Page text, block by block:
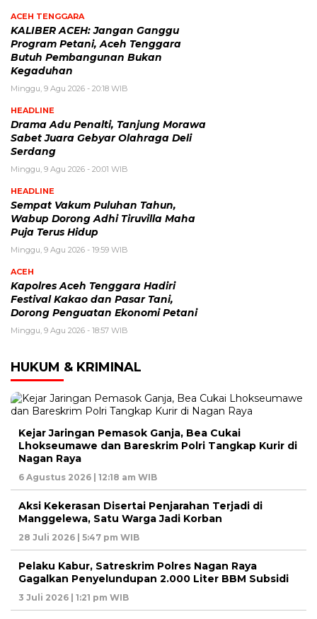
ACEH TENGGARA
KALIBER ACEH: Jangan Ganggu
Program Petani, Aceh Tenggara
Butuh Pembangunan Bukan
Kegaduhan
Minggu, 9 Agu 2026 - 20:18 WIB
HEADLINE
Drama Adu Penalti, Tanjung Morawa
Sabet Juara Gebyar Olahraga Deli
Serdang
Minggu, 9 Agu 2026 - 20:01 WIB
HEADLINE
Sempat Vakum Puluhan Tahun,
Wabup Dorong Adhi Tiruvilla Maha
Puja Terus Hidup
Minggu, 9 Agu 2026 - 19:59 WIB
ACEH
Kapolres Aceh Tenggara Hadiri
Festival Kakao dan Pasar Tani,
Dorong Penguatan Ekonomi Petani
Minggu, 9 Agu 2026 - 18:57 WIB
HUKUM & KRIMINAL
Kejar Jaringan Pemasok Ganja, Bea Cukai
Lhokseumawe dan Bareskrim Polri Tangkap Kurir di
Nagan Raya
6 Agustus 2026 | 12:18 am WIB
Aksi Kekerasan Disertai Penjarahan Terjadi di
Manggelewa, Satu Warga Jadi Korban
28 Juli 2026 | 5:47 pm WIB
Pelaku Kabur, Satreskrim Polres Nagan Raya
Gagalkan Penyelundupan 2.000 Liter BBM Subsidi
3 Juli 2026 | 1:21 pm WIB